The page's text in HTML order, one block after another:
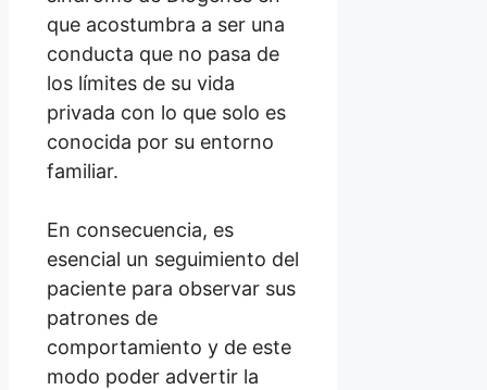
que acostumbra a ser una
conducta que no pasa de
los límites de su vida
privada con lo que solo es
conocida por su entorno
familiar.
En consecuencia, es
esencial un seguimiento del
paciente para observar sus
patrones de
comportamiento y de este
modo poder advertir la